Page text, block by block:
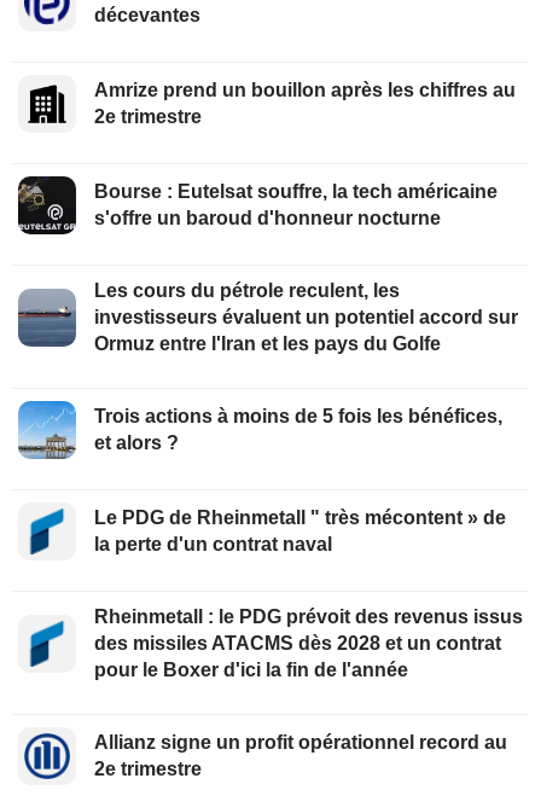
décevantes
Amrize prend un bouillon après les chiffres au
2e trimestre
Bourse : Eutelsat souffre, la tech américaine
s'offre un baroud d'honneur nocturne
Les cours du pétrole reculent, les
investisseurs évaluent un potentiel accord sur
Ormuz entre l'Iran et les pays du Golfe
Trois actions à moins de 5 fois les bénéfices,
et alors ?
Le PDG de Rheinmetall " très mécontent » de
la perte d'un contrat naval
Rheinmetall : le PDG prévoit des revenus issus
des missiles ATACMS dès 2028 et un contrat
pour le Boxer d'ici la fin de l'année
Allianz signe un profit opérationnel record au
2e trimestre